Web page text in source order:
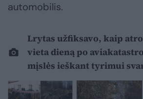
automobilis.
Lrytas užfiksavo, kaip
vieta dieną po
mįslės ieškant tyrimui